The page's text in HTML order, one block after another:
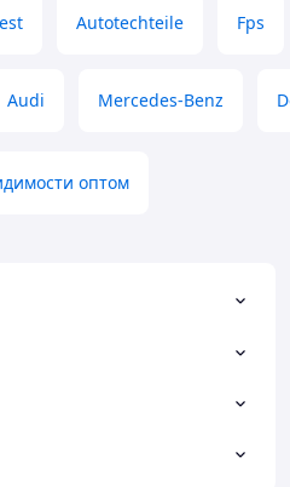
Autotechteile Fps
Audi Mercedes-Benz
оптом